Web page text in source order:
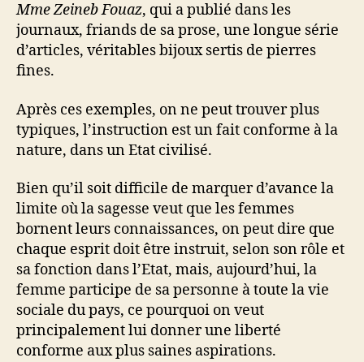
Mme Zeineb Fouaz, qui a publié dans les
journaux, friands de sa prose, une longue série
d’articles, véritables bijoux sertis de pierres
fines.
Après ces exemples, on ne peut trouver plus
typiques, l’instruction est un fait conforme à la
nature, dans un Etat civilisé.
Bien qu’il soit difficile de marquer d’avance la
limite où la sagesse veut que les femmes
bornent leurs connaissances, on peut dire que
chaque esprit doit être instruit, selon son rôle et
sa fonction dans l’Etat, mais, aujourd’hui, la
femme participe de sa personne à toute la vie
sociale du pays, ce pourquoi on veut
principalement lui donner une liberté
conforme aux plus saines aspirations.